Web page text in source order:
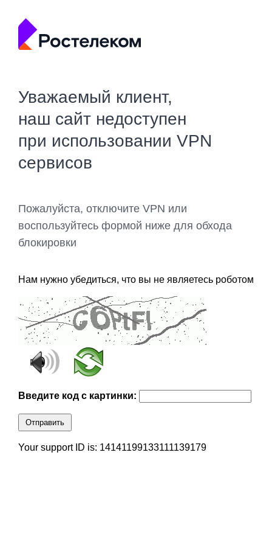
Уважаемый клиент,
наш сайт недоступен
при использовании VPN
сервисов
Пожалуйста, отключите VPN или
воспользуйтесь формой ниже для обхода
блокировки
Нам нужно убедиться, что вы не являетесь роботом
Введите код с картинки:
Отправить
Your support ID is: 14141199133111139179